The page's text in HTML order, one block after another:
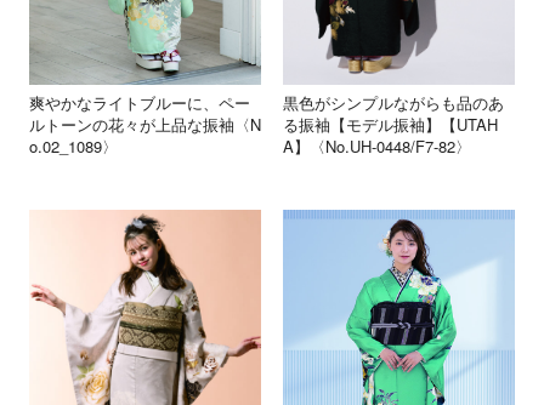
爽やかなライトブルーに、ペー
ルトーンの花々が上品な振袖〈N
o.02_1089〉
黒色がシンプルながらも品のあ
る振袖【モデル振袖】【UTAH
A】〈No.UH-0448/F7-82〉